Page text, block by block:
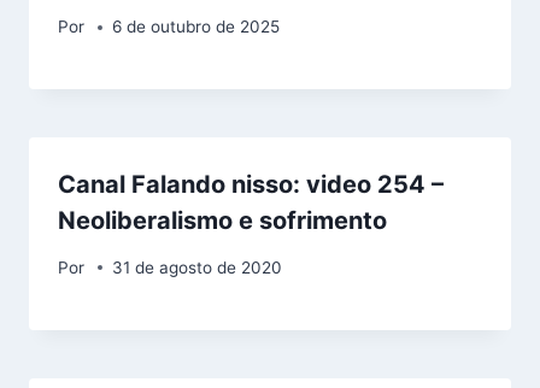
Por 6 de outubro de 2025
Canal Falando nisso: video 254 –
Neoliberalismo e sofrimento
Por 31 de agosto de 2020